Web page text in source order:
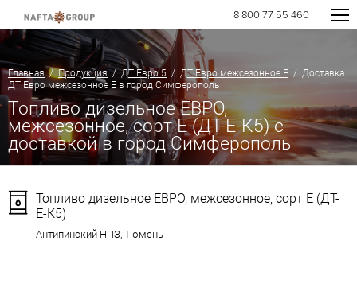
8 800 77 55 460
Главная/Продукция/ДТ Евро 5 / ДТ Евро межсезонное Е / Доставка
ДТ Евро межсезонное Е в город Симферополь
Топливо дизельное ЕВРО,
межсезонное, сорт Е (ДТ-Е-К5) с
доставкой в город Симферополь
Топливо дизельное ЕВРО, межсезонное, сорт Е (ДТ-
Е-К5)
Антипинский НПЗ, Тюмень